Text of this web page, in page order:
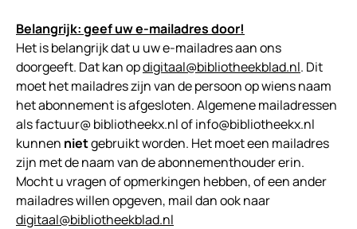
Belangrijk: geef uw e-mailadres door!
Het is belangrijk dat u uw e-mailadres aan ons
doorgeeft. Dat kan opdigitaal@bibliotheekblad.nl. Dit
moet het mailadres zijn van de persoon op wiens naam
het abonnement is afgesloten. Algemene mailadressen
als factuur@ bibliotheekx.nl of info@bibliotheekx.nl
kunnen nietgebruikt worden. Het moet een mailadres
zijn met de naam van de abonnementhouder erin.
Mocht u vragen of opmerkingen hebben, of een ander
mailadres willen opgeven, mail dan ook naar
digitaal@bibliotheekblad.nl